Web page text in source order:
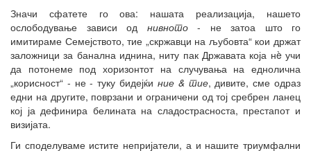
Значи сфатете го ова: нашата реализација, нашето
ослободување зависи од нивното- не затоа што го
имитираме Семејството, тие „скржавци на љубовта“ кои држат
заложници за банална иднина, ниту пак Државата која нè учи
да потонеме под хоризонтот на случувања на еднолична
„корисност“ - не - туку бидејќи ние & тие, дивите, сме одраз
едни на другите, поврзани и ограничени од тој сребрен ланец
кој ја дефинира белината на сладострасноста, престапот и
визијата.
Ги споделуваме истите непријатели, а и нашите триумфални